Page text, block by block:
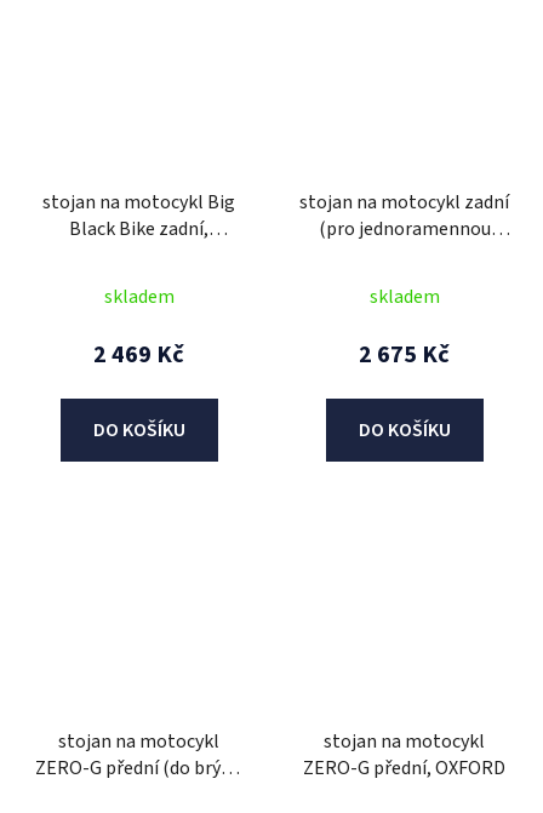
stojan na motocykl Big
Black Bike zadní,
skladem
2 469 Kč
DO KOŠÍKU
stojan na motocykl zadní
(pro jednoramennou
(černý)
skladem
2 675 Kč
DO KOŠÍKU
stojan na motocykl
ZERO-G přední (do brýlí),
stojan na motocykl
ZERO-G přední, OXFORD